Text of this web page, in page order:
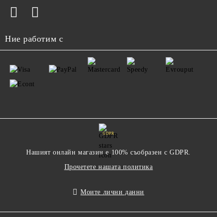
Ние работим с
GDPR
Нашият онлайн магазин е 100% съобразен с GDPR.
Прочетете нашата политика
Моите лични данни